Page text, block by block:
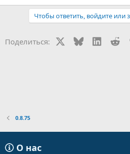
Чтобы ответить, войдите или
Поделиться: Bluesky
0.8.75
О нас